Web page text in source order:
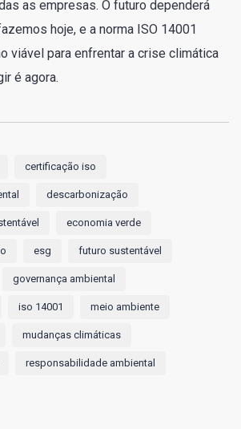
as empresas. O futuro dependerá
hoje, e a norma ISO 14001
viável para enfrentar a crise climática
é agora.
certificação iso
descarbonização
economia verde
esg futuro sustentável
governança ambiental
iso 14001 meio ambiente
mudanças climáticas
responsabilidade ambiental